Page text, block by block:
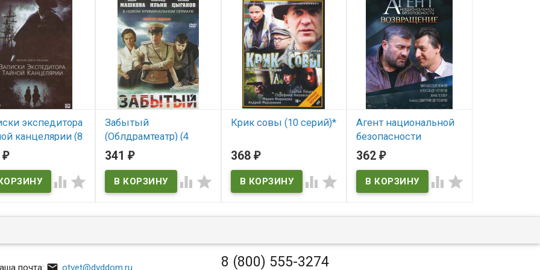
экспедитора
канцелярии (8
₽
 
Забытый
(Облдрамтеатр) (4
серии)*
В наличии
341₽
 
Крик совы (10 серий)*
368 ₽
 
Агент национальной
безопасности
Возвращение 6 Сезон
362₽
 
почта: otvet@dvddom.ru 8 (800) 555-3274